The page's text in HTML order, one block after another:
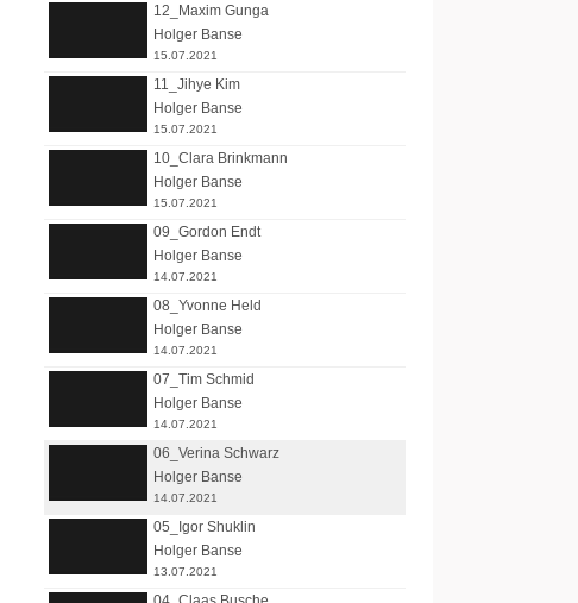
12_Maxim Gunga
Holger Banse
15.07.2021
11_Jihye Kim
Holger Banse
15.07.2021
10_Clara Brinkmann
Holger Banse
15.07.2021
09_Gordon Endt
Holger Banse
14.07.2021
08_Yvonne Held
Holger Banse
14.07.2021
07_Tim Schmid
Holger Banse
14.07.2021
06_Verina Schwarz
Holger Banse
14.07.2021
05_Igor Shuklin
Holger Banse
13.07.2021